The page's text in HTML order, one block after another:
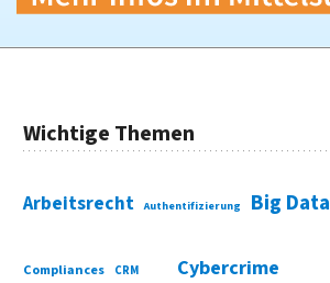
Wichtige Themen
Arbeitsrecht Authentifizierung Big Data
Compliances CRM Cybercrime